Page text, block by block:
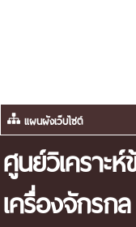
แผนผังเว็บไซต์
ศูนย์วิเคราะ
เครื่องจักรกล